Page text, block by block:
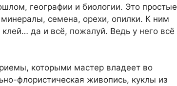
географии и биологии. Это простые
семена, орехи, опилки. К ним
да и всё, пожалуй. Ведь у него всё
которыми мастер владеет во
флористическая живопись, куклы из